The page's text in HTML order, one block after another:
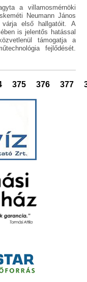
a villamosmérnöki
Neumann János
várja első hallgatóit. A
is jelentős hatással
támogatja a
fejlődését.
375 376 377